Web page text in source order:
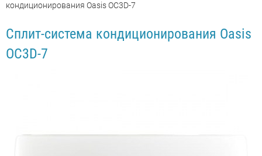
кондиционирования Oasis ОС3D-7
Сплит-система кондиционирования Oasis
ОС3D-7